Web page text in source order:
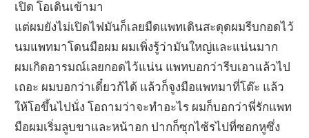
เปิด โอเดินเข้ามา
แต่ผมยังไม่เปิดไฟมันก็เลยมืดแพทเดินสะดุดผมรีบกอดไว้
นมแพทมาโดนมือผม ผมเพิ่งรู้ว่ามันใหญ่และแน่นมาก
ผมเกิดอารมณ์เลยกอดไว้แน่น แพทบอกว่ารีบเอาแล้วไป
เถอะ ผมบอกว่าเดี๋ยวก้ได้ แล้วก็จูงมือแพทมาที่โต๊ะ แล้ว
ให้โอขึ้นไปนั่ง โอถามว่าจะทำอะไร ผมก็บอกว่าพี่รักแพท
มือผมเริ่มลูบขาและหน้าอก ปากก็ซุกไซ้รไปที่ซอกหูซึ่ง